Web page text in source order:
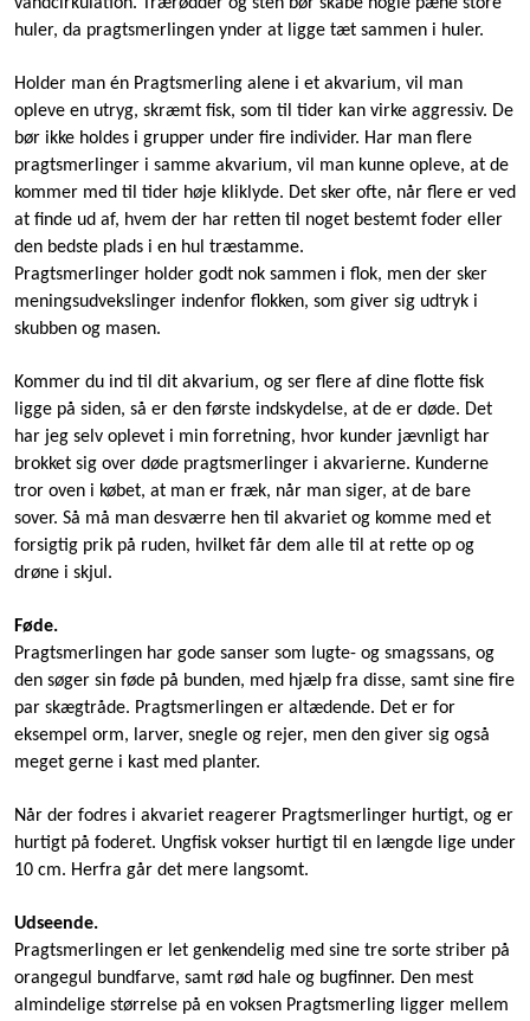
huler, da pragtsmerlingen ynder at ligge tæt sammen i huler.
Holder man én Pragtsmerling alene i et akvarium, vil man
opleve en utryg, skræmt fisk, som til tider kan virke aggressiv. De
bør ikke holdes i grupper under fire individer. Har man flere
pragtsmerlinger i samme akvarium, vil man kunne opleve, at de
kommer med til tider høje kliklyde. Det sker ofte, når flere er ved
at finde ud af, hvem der har retten til noget bestemt foder eller
den bedste plads i en hul træstamme.
Pragtsmerlinger holder godt nok sammen i flok, men der sker
meningsudvekslinger indenfor flokken, som giver sig udtryk i
skubben og masen.
Kommer du ind til dit akvarium, og ser flere af dine flotte fisk
ligge på siden, så er den første indskydelse, at de er døde. Det
har jeg selv oplevet i min forretning, hvor kunder jævnligt har
brokket sig over døde pragtsmerlinger i akvarierne. Kunderne
tror oven i købet, at man er fræk, når man siger, at de bare
sover. Så må man desværre hen til akvariet og komme med et
forsigtig prik på ruden, hvilket får dem alle til at rette op og
drøne i skjul.
Føde.
Pragtsmerlingen har gode sanser som lugte- og smagssans, og
den søger sin føde på bunden, med hjælp fra disse, samt sine fire
par skægtråde. Pragtsmerlingen er altædende. Det er for
eksempel orm, larver, snegle og rejer, men den giver sig også
meget gerne i kast med planter.
Når der fodres i akvariet reagerer Pragtsmerlinger hurtigt, og er
hurtigt på foderet. Ungfisk vokser hurtigt til en længde lige under
10 cm. Herfra går det mere langsomt.
Udseende.
Pragtsmerlingen er let genkendelig med sine tre sorte striber på
orangegul bundfarve, samt rød hale og bugfinner. Den mest
almindelige størrelse på en voksen Pragtsmerling ligger mellem